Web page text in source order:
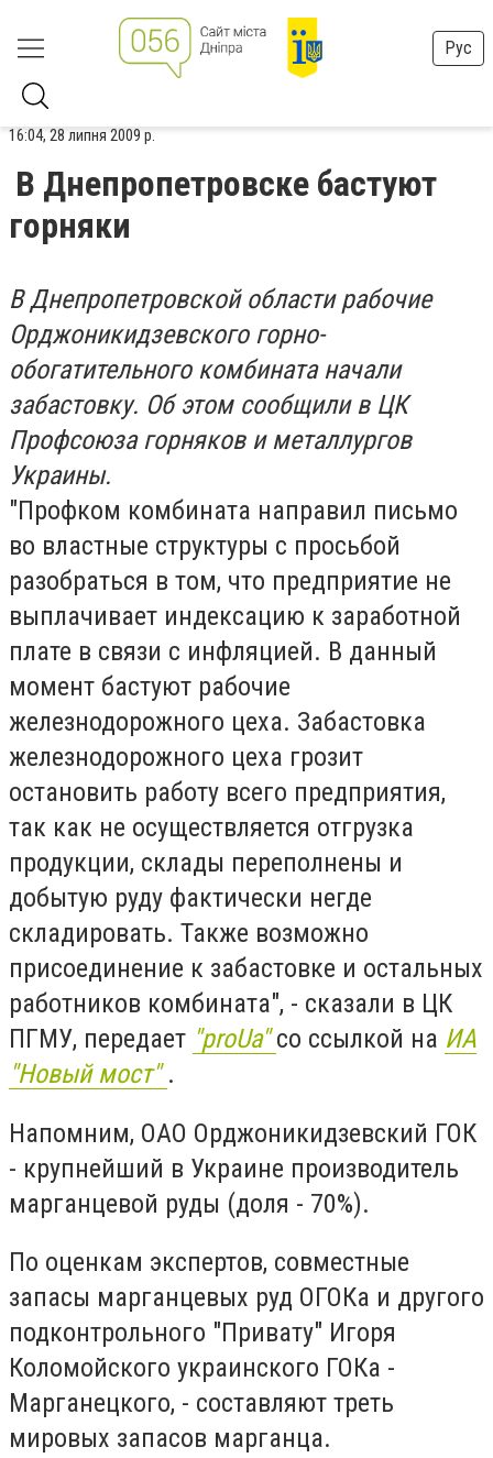
Рус
16:04, 28 липня 2009 р.
В Днепропетровске бастуют
горняки
В Днепропетровской области рабочие
Орджоникидзевского горно-
обогатительного комбината начали
забастовку. Об этом сообщили в ЦК
Профсоюза горняков и металлургов
Украины.
"Профком комбината направил письмо
во властные структуры с просьбой
разобраться в том, что предприятие не
выплачивает индексацию к заработной
плате в связи с инфляцией. В данный
момент бастуют рабочие
железнодорожного цеха. Забастовка
железнодорожного цеха грозит
остановить работу всего предприятия,
так как не осуществляется отгрузка
продукции, склады переполнены и
добытую руду фактически негде
складировать. Также возможно
присоединение к забастовке и остальных
работников комбината", - сказали в ЦК
ПГМУ, передает "proUa"со ссылкой на ИА
"Новый мост".
Напомним, ОАО Орджоникидзевский ГОК
- крупнейший в Украине производитель
марганцевой руды (доля - 70%).
По оценкам экспертов, совместные
запасы марганцевых руд ОГОКа и другого
подконтрольного "Привату" Игоря
Коломойского украинского ГОКа -
Марганецкого, - составляют треть
мировых запасов марганца.